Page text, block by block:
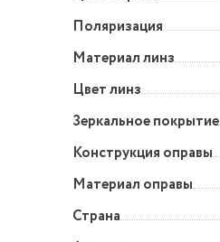
Поляризация
Материал линз
Цвет линз
Зеркальное покрытие
Конструкция оправы
Материал оправы
Страна